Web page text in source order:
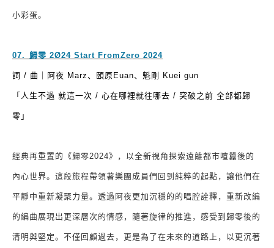
小彩蛋。
07. 歸零 2Ø24 Start FromZero 2024
詞 / 曲｜阿夜 Marz、頤原 Euan、魁剛 Kuei gun
「人生不過 就這一次 / 心在哪裡就往哪去 / 突破之前 全部都歸
零」
經典再重置的《歸零2024》，以全新視角探索遠離都市喧囂後的
內心世界。這段旅程帶領著樂團成員們回到純粹的起點，讓他們在
平靜中重新凝聚力量。透過阿夜更加沉穩的的唱腔詮釋，重新改編
的編曲展現出更深層次的情感，隨著旋律的推進，感受到歸零後的
清明與堅定。不僅回顧過去，更是為了在未來的道路上，以更沉著